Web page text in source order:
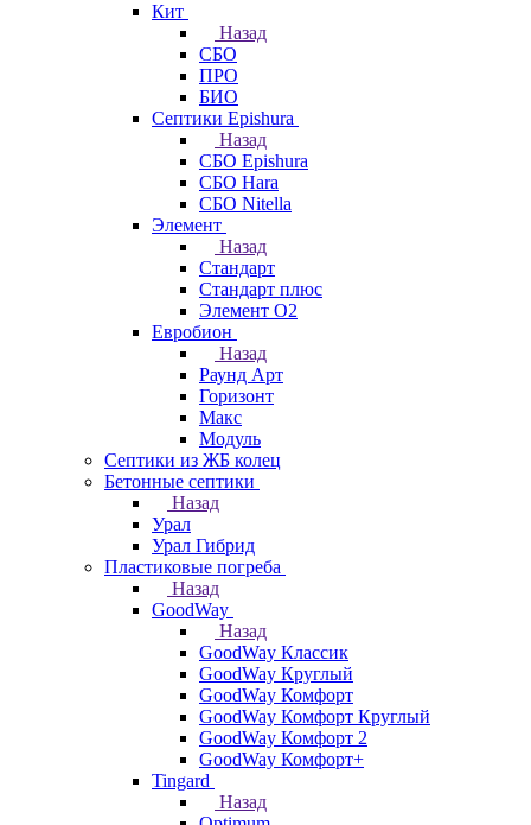
Кит
Назад
СБО
ПРО
БИО
Септики Epishura
Назад
СБО Epishura
СБО Hara
СБО Nitella
Элемент
Назад
Стандарт
Стандарт плюс
Элемент О2
Евробион
Назад
Раунд Арт
Горизонт
Макс
Модуль
Септики из ЖБ колец
Бетонные септики
Назад
Урал
Урал Гибрид
Пластиковые погреба
Назад
GoodWay
Назад
GoodWay Классик
GoodWay Круглый
GoodWay Комфорт
GoodWay Комфорт Круглый
GoodWay Комфорт 2
GoodWay Комфорт+
Tingard
Назад